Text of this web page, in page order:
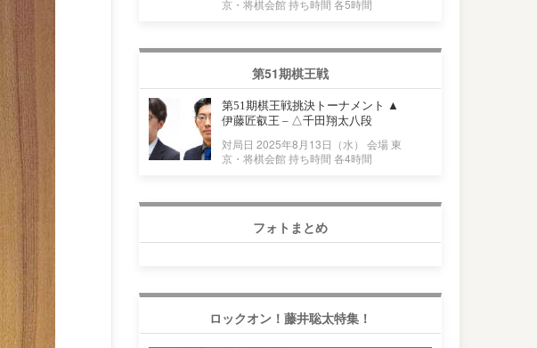
京・将棋会館 持ち時間 各5時間
第51期棋王戦
第51期棋王戦挑決トーナメント ▲
伊藤匠叡王 – △千田翔太八段
対局日 2025年8月13日（水） 会場 東
京・将棋会館 持ち時間 各4時間
フォトまとめ
ロックオン！藤井聡太特集！